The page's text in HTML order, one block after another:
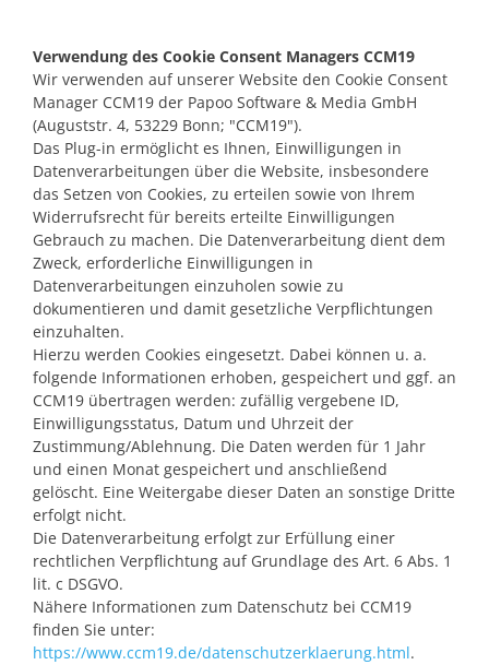
Verwendung des Cookie Consent Managers CCM19
Wir verwenden auf unserer Website den Cookie Consent
Manager CCM19 der Papoo Software & Media GmbH
(Auguststr. 4, 53229 Bonn; "CCM19").
Das Plug-in ermöglicht es Ihnen, Einwilligungen in
Datenverarbeitungen über die Website, insbesondere
das Setzen von Cookies, zu erteilen sowie von Ihrem
Widerrufsrecht für bereits erteilte Einwilligungen
Gebrauch zu machen. Die Datenverarbeitung dient dem
Zweck, erforderliche Einwilligungen in
Datenverarbeitungen einzuholen sowie zu
dokumentieren und damit gesetzliche Verpflichtungen
einzuhalten.
Hierzu werden Cookies eingesetzt. Dabei können u. a.
folgende Informationen erhoben, gespeichert und ggf. an
CCM19 übertragen werden: zufällig vergebene ID,
Einwilligungsstatus, Datum und Uhrzeit der
Zustimmung/Ablehnung. Die Daten werden für 1 Jahr
und einen Monat gespeichert und anschließend
gelöscht. Eine Weitergabe dieser Daten an sonstige Dritte
erfolgt nicht.
Die Datenverarbeitung erfolgt zur Erfüllung einer
rechtlichen Verpflichtung auf Grundlage des Art. 6 Abs. 1
lit. c DSGVO.
Nähere Informationen zum Datenschutz bei CCM19
finden Sie unter:
https://www.ccm19.de/datenschutzerklaerung.html.